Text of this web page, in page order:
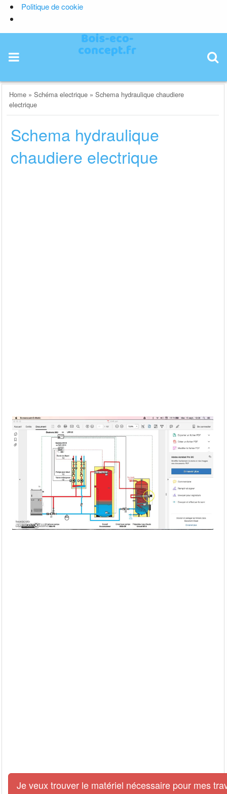
Politique de cookie
content
Home »Schéma electrique »Schema hydraulique chaudiere
electrique
Schema hydraulique
chaudiere electrique
Je veux trouver le matériel nécessaire pour mes